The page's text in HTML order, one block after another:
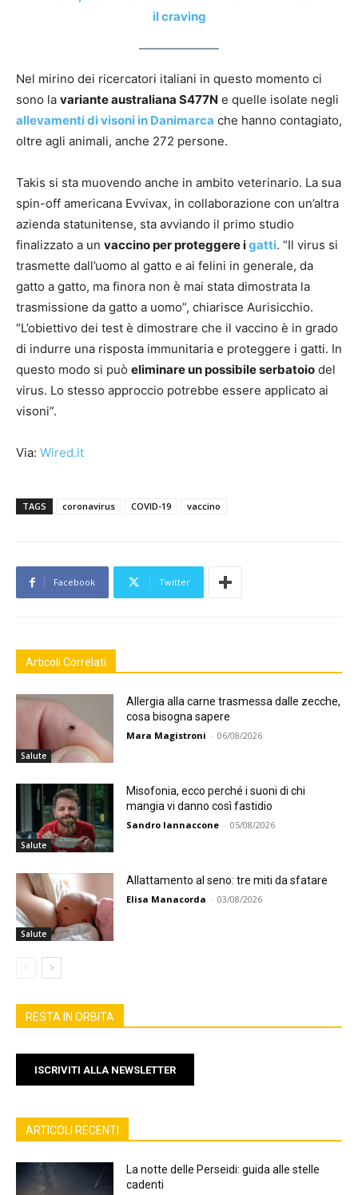
il craving
Nel mirino dei ricercatori italiani in questo momento ci
sono la variante australiana S477N e quelle isolate negli
allevamenti di visoni in Danimarca che hanno contagiato,
oltre agli animali, anche 272 persone.
Takis si sta muovendo anche in ambito veterinario. La sua
spin-off americana Evvivax, in collaborazione con un’altra
azienda statunitense, sta avviando il primo studio
finalizzato a un vaccino per proteggere igatti. “Il virus si
trasmette dall’uomo al gatto e ai felini in generale, da
gatto a gatto, ma finora non è mai stata dimostrata la
trasmissione da gatto a uomo”, chiarisce Aurisicchio.
“L’obiettivo dei test è dimostrare che il vaccino è in grado
di indurre una risposta immunitaria e proteggere i gatti. In
questo modo si può eliminare un possibile serbatoio del
virus. Lo stesso approccio potrebbe essere applicato ai
visoni”.
Via: Wired.it
TAGS coronavirus COVID-19 vaccino
Facebook Twitter
Articoli Correlati
Salute
Allergia alla carne trasmessa dalle zecche,
cosa bisogna sapere
Mara Magistroni - 06/08/2026
Salute
Misofonia, ecco perché i suoni di chi
mangia vi danno così fastidio
Sandro Iannaccone - 05/08/2026
Salute
Allattamento al seno: tre miti da sfatare
Elisa Manacorda - 03/08/2026
RESTA IN ORBITA
ISCRIVITI ALLA NEWSLETTER
ARTICOLI RECENTI
La notte delle Perseidi: guida alle stelle
cadenti